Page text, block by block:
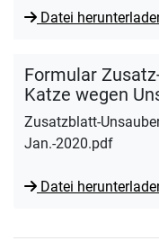
Datei
Formular
Katze wegen
Zusatzblatt-
Jan.-2020.pdf
Datei